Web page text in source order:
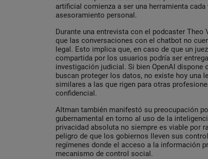
artificial comienza a ser una herramienta
asesoramiento personal.
Durante una entrevista con el podcaster Theo
que las conversaciones con el chatbot no
legal. Esto implica que, en caso de que un
compartida por los usuarios podría ser
investigación judicial. Si bien OpenAI dispone
buscan proteger los datos, no existe hoy una
similares a las que rigen para otras
confidencial.
Altman también manifestó su preocupación
gubernamental en torno al uso de la
privacidad absoluta no siempre es viable por
peligro de que los gobiernos lleven sus
regímenes donde el acceso a la información
mecanismo de control social.